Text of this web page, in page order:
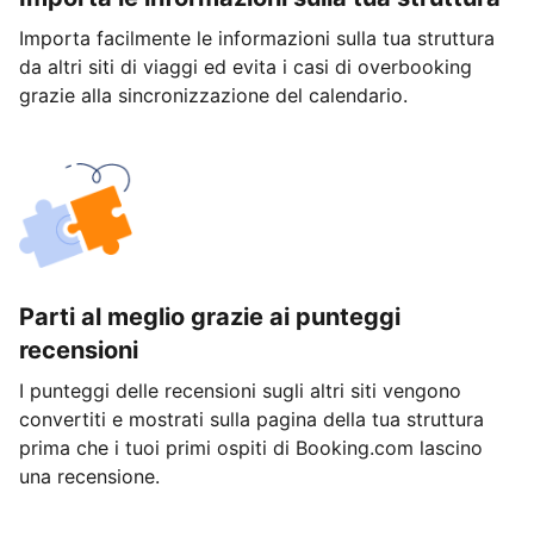
Importa facilmente le informazioni sulla tua struttura
da altri siti di viaggi ed evita i casi di overbooking
grazie alla sincronizzazione del calendario.
Parti al meglio grazie ai punteggi
recensioni
I punteggi delle recensioni sugli altri siti vengono
convertiti e mostrati sulla pagina della tua struttura
prima che i tuoi primi ospiti di Booking.com lascino
una recensione.